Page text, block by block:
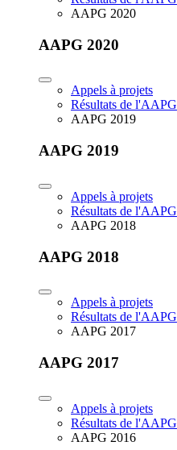
AAPG 2020
AAPG 2020
Appels à projets
Résultats de l'AAPG
AAPG 2019
AAPG 2019
Appels à projets
Résultats de l'AAPG
AAPG 2018
AAPG 2018
Appels à projets
Résultats de l'AAPG
AAPG 2017
AAPG 2017
Appels à projets
Résultats de l'AAPG
AAPG 2016